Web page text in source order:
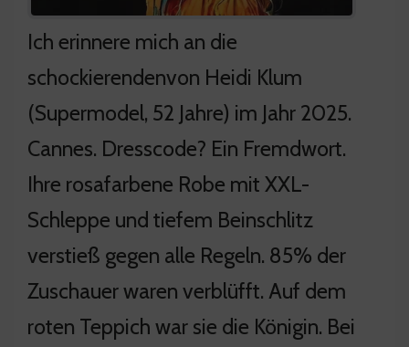
Ich erinnere mich an die
schockierendenvon Heidi Klum
(Supermodel, 52 Jahre) im Jahr 2025.
Cannes. Dresscode? Ein Fremdwort.
Ihre rosafarbene Robe mit XXL-
Schleppe und tiefem Beinschlitz
verstieß gegen alle Regeln. 85% der
Zuschauer waren verblüfft. Auf dem
roten Teppich war sie die Königin. Bei